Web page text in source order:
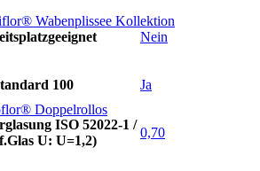
Wabenplissee Kollektion
Doppelrollos
Nein
100 Ja
ISO 52022-1 /
U: U=1,2)
0,70